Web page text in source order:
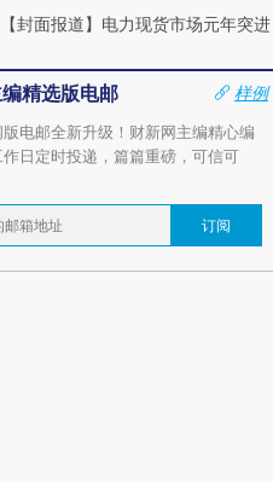
【封面报道】电力现货市场元年突进
精选版电邮
样例
电邮全新升级！财新网主编精心编
日定时投递，篇篇重磅，可信可
订阅